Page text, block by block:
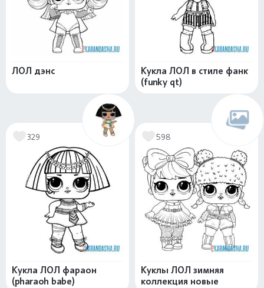
ЛОЛ дэнс
Кукла ЛОЛ в стиле фанк
(funky qt)
329
Кукла ЛОЛ фараон
(pharaoh babe)
598
Куклы ЛОЛ зимняя
коллекция новые